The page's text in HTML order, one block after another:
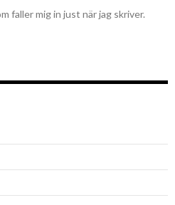
faller mig in just när jag skriver.